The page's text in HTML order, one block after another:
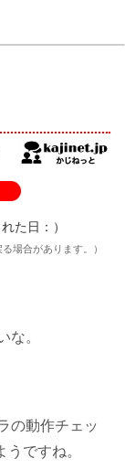
た日： ）
場合があります。）
な。
の動作チェッ
ですね。